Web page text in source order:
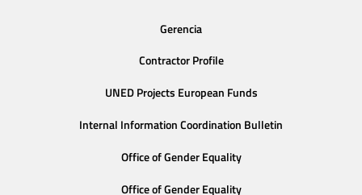
Gerencia
Contractor Profile
UNED Projects European Funds
Internal Information Coordination Bulletin
Office of Gender Equality
Office of Gender Equality